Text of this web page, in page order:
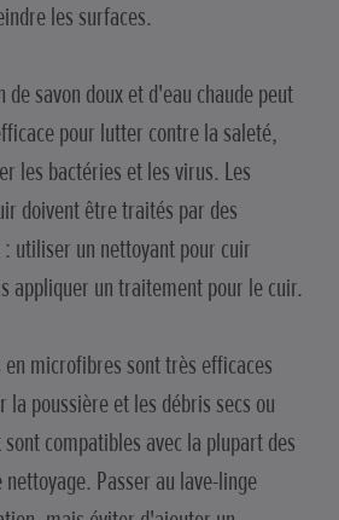
les surfaces.
de savon doux et d'eau chaude peut
pour lutter contre la saleté,
les bactéries et les virus. Les
doivent être traités par des
utiliser un nettoyant pour cuir
appliquer un traitement pour le cuir.
en microfibres sont très efficaces
la poussière et les débris secs ou
compatibles avec la plupart des
Passer au lave-linge